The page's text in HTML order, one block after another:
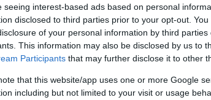
seeing interest-based ads based on personal
disclosed to third parties prior to your opt-out.
of your personal information by third parties
This information may also be disclosed by us to
Participants that may further disclose it to other
that this website/app uses one or more Google
including but not limited to your visit or usage